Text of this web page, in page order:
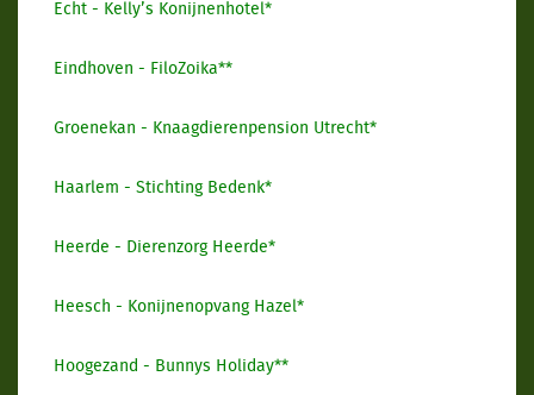
Echt - Kelly’s Konijnenhotel*
Eindhoven - FiloZoika**
Groenekan - Knaagdierenpension Utrecht*
Haarlem - Stichting Bedenk*
Heerde - Dierenzorg Heerde*
Heesch - Konijnenopvang Hazel*
Hoogezand - Bunnys Holiday**